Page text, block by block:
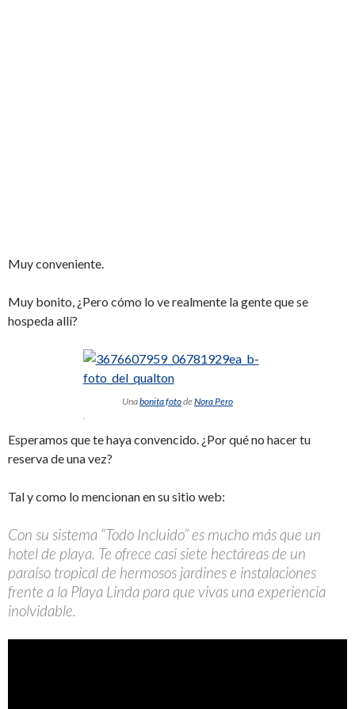
Muy conveniente.
Muy bonito, ¿Pero cómo lo ve realmente la gente que se
hospeda allí?
Unabonita fotodeNora Pero
Esperamos que te haya convencido. ¿Por qué no hacer tu
reserva de una vez?
Tal y como lo mencionan en su sitio web:
Con su sistema “Todo Incluido” es mucho más que un
hotel de playa. Te ofrece casi siete hectáreas de un
paraíso tropical de hermosos jardines e instalaciones
frente a la Playa Linda para que vivas una experiencia
inolvidable.